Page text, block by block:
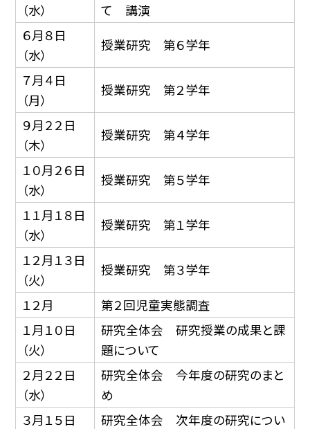
（水）
て 講演
６月８日
（水）
授業研究 第６学年
７月４日
（月）
授業研究 第２学年
９月２２日
（木）
授業研究 第４学年
１０月２６日
（水）
授業研究 第５学年
１１月１８日
（水）
授業研究 第１学年
１２月１３日
（火）
授業研究 第３学年
１２月
第２回児童実態調査
１月１０日
（火）
研究全体会 研究授業の成果と課
題について
２月２２日
（水）
研究全体会 今年度の研究のまと
め
３月１５日
研究全体会 次年度の研究につい